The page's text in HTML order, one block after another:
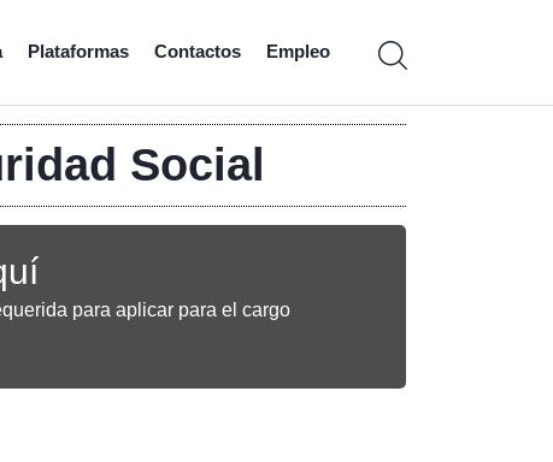
Plataformas Contactos Empleo
Social
para aplicar para el cargo